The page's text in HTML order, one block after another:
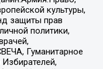
культуры,
защиты прав
политики,
Гуманитарное